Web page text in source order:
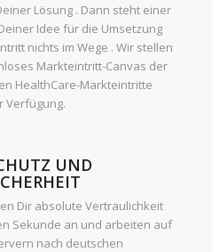
Lösung . Dann steht einer
Idee für die Umsetzung
nichts im Wege . Wir stellen
Markteintritt-Canvas der
HealthCare-Markteintritte
Verfügung.
UND
Dir absolute Vertraulichkeit
Sekunde an und arbeiten auf
nach deutschen